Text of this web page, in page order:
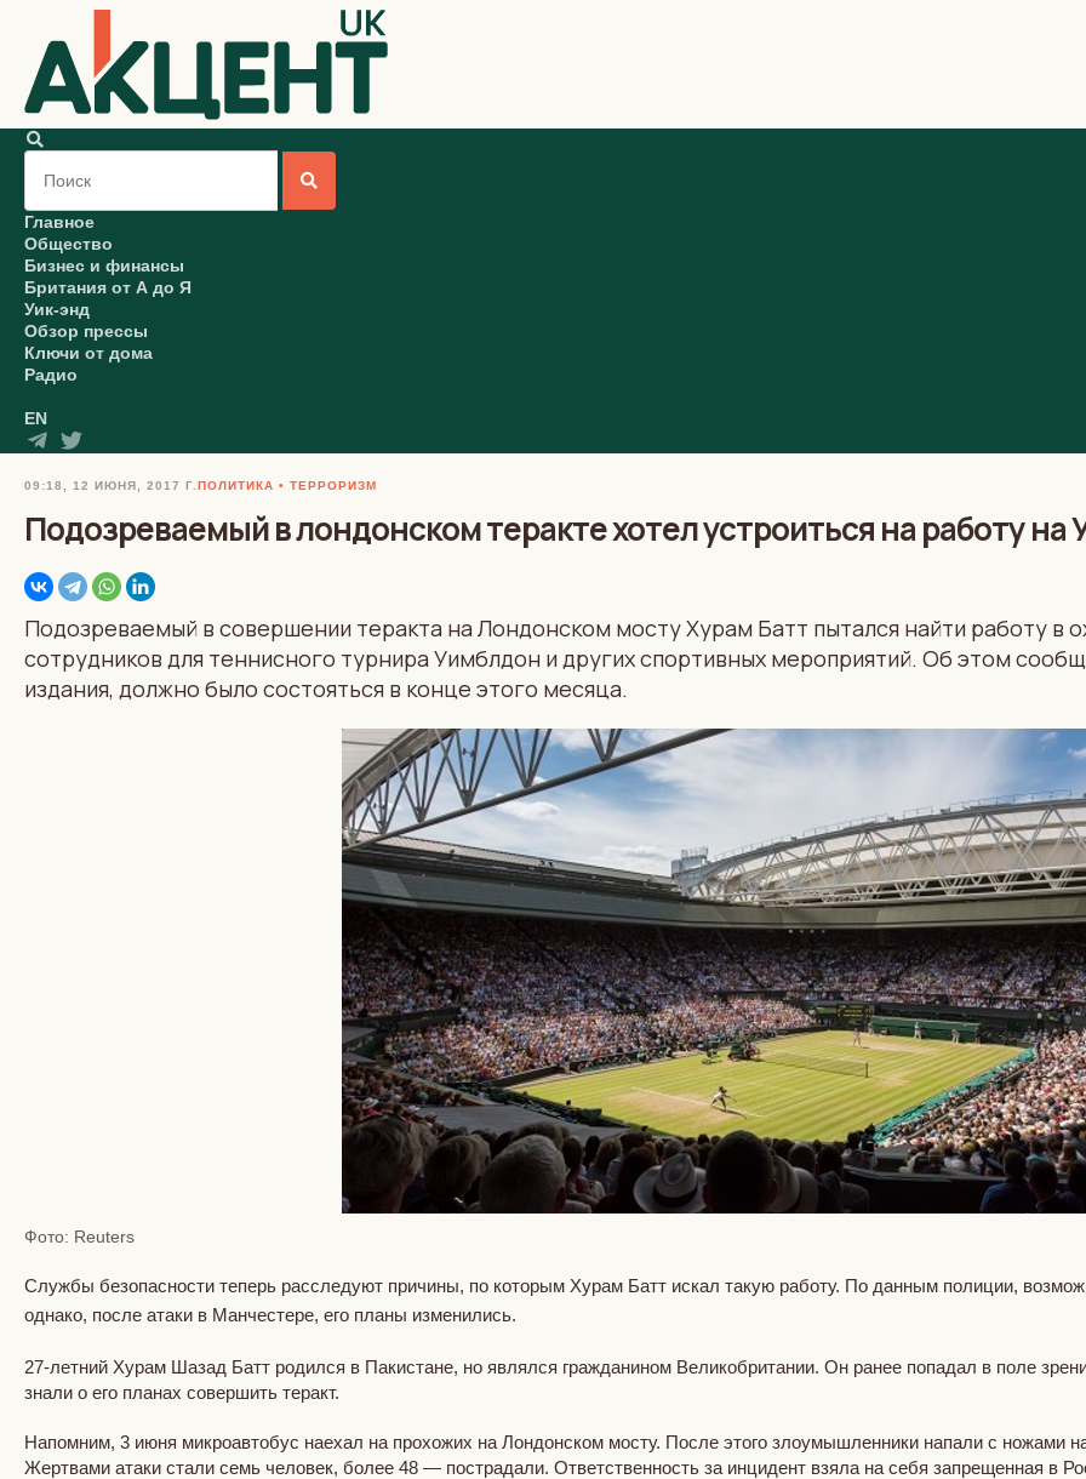
Главное
Общество
Бизнес и финансы
Британия от А до Я
Уик-энд
Обзор прессы
Ключи от дома
Радио
EN
09:18, 12 ИЮНЯ, 2017 Г. ПОЛИТИКА ТЕРРОРИЗМ
Подозреваемый в лондонском теракте хотел устроиться на работу на
Подозреваемый в совершении теракта на Лондонском мосту Хурам Батт пытался найти работу в
сотрудников для теннисного турнира Уимблдон и других спортивных мероприятий. Об этом
издания, должно было состояться в конце этого месяца.
Фото: Reuters
Службы безопасности теперь расследуют причины, по которым Хурам Батт искал такую работу. По данным полиции,
однако, после атаки в Манчестере, его планы изменились.
27-летний Хурам Шазад Батт родился в Пакистане, но являлся гражданином Великобритании. Он ранее попадал в поле
знали о его планах совершить теракт.
Напомним, 3 июня микроавтобус наехал на прохожих на Лондонском мосту. После этого злоумышленники напали с ножами
Жертвами атаки стали семь человек, более 48 — пострадали. Ответственность за инцидент взяла на себя запрещенная в